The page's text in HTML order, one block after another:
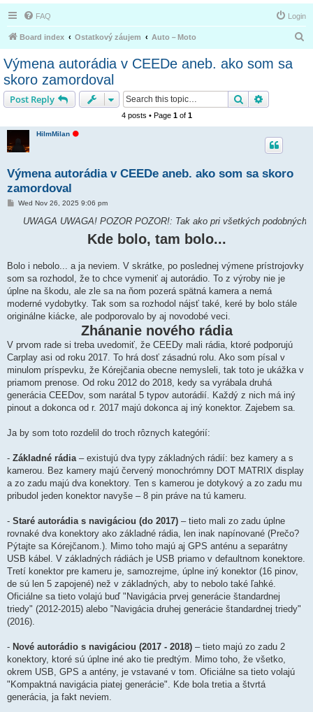
FAQ Login
Board index Ostatkový záujem Auto－Moto
Výmena autorádia v CEEDe aneb. ako som sa
skoro zamordoval
Post Reply Search
4 posts • Page 1of 1
HiImMilan
n
Výmena autorádia v CEEDe aneb. ako som sa skoro
zamordoval
PWed Nov 26, 2025 9:06 pm
POZOR POZOR!: Tak ako pri všetkých podobných príspevkoch,
Kde bolo, tam bolo...
Bolo i nebolo... a ja neviem. V skrátke, po poslednej výmene prístrojovky
som sa rozhodol, že to chce vymeniť aj autorádio. To z výroby nie je
úplne na škodu, ale zle sa na ňom pozerá spätná kamera a nemá
moderné vydobytky. Tak som sa rozhodol nájsť také, keré by bolo stále
originálne kiácke, ale podporovalo by aj novodobé veci.
Zhánanie nového rádia
V prvom rade si treba uvedomiť, že CEEDy mali rádia, ktoré podporujú
Carplay asi od roku 2017. To hrá dosť zásadnú rolu. Ako som písal v
minulom príspevku, že Kórejčania obecne nemysleli, tak toto je ukážka v
priamom prenose. Od roku 2012 do 2018, kedy sa vyrábala druhá
generácia CEEDov, som narátal 5 typov autorádií. Každý z nich má iný
pinout a dokonca od r. 2017 majú dokonca aj iný konektor. Zajebem sa.
Ja by som toto rozdelil do troch rôznych kategórií:
- Základné rádia– existujú dva typy základných rádií: bez kamery a s
kamerou. Bez kamery majú červený monochrómny DOT MATRIX display
a zo zadu majú dva konektory. Ten s kamerou je dotykový a zo zadu mu
pribudol jeden konektor navyše – 8 pin práve na tú kameru.
- Staré autorádia s navigáciou (do 2017) – tieto mali zo zadu úplne
rovnaké dva konektory ako základné rádia, len inak napínované (Prečo?
Pýtajte sa Kórejčanom.). Mimo toho majú aj GPS anténu a separátny
USB kábel. V základných rádiách je USB priamo v defaultnom konektore.
Tretí konektor pre kameru je, samozrejme, úplne iný konektor (16 pinov,
de sú len 5 zapojené) než v základných, aby to nebolo také ľahké.
Oficiálne sa tieto volajú buď "Navigácia prvej generácie štandardnej
triedy" (2012-2015) alebo "Navigácia druhej generácie štandardnej triedy"
(2016).
- Nové autorádio s navigáciou (2017 - 2018) – tieto majú zo zadu 2
konektory, ktoré sú úplne iné ako tie predtým. Mimo toho, že všetko,
okrem USB, GPS a antény, je vstavané v tom. Oficiálne sa tieto volajú
"Kompaktná navigácia piatej generácie". Kde bola tretia a štvrtá
generácia, ja fakt neviem.